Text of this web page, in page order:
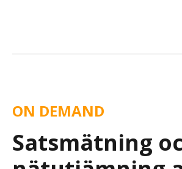
ON DEMAND
Satsmätning